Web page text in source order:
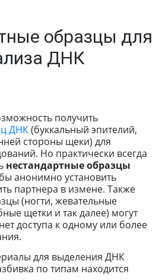
образцы для
ДНК
получить
ДНК(буккальный эпителий,
стороны щеки) для
Но практически всегда
нестандартные образцы
анонимно установить
партнера в измене. Также
(ногти, жевательные
щетки и так далее) могут
доступа к одному или более
для выделения ДНК
по типам находится